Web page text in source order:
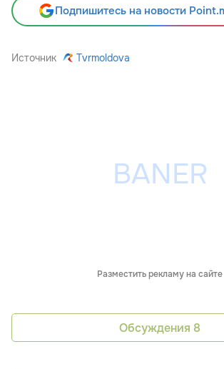
Подпишитесь на новости
Источник Tvrmoldova
Разместить рекламу на сайте
Обсуждения 8